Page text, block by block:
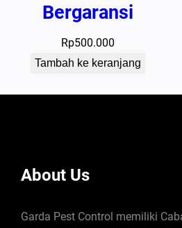
Bergaransi
Rp500.000
Tambah ke keranjang
About Us
Garda Pest Control memiliki